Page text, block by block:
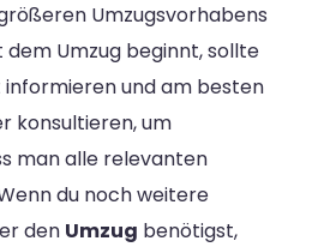
Umzugsvorhabens
dem Umzug beginnt, sollte
und am besten
konsultieren, um
man alle relevanten
du noch weitere
den Umzug benötigst,